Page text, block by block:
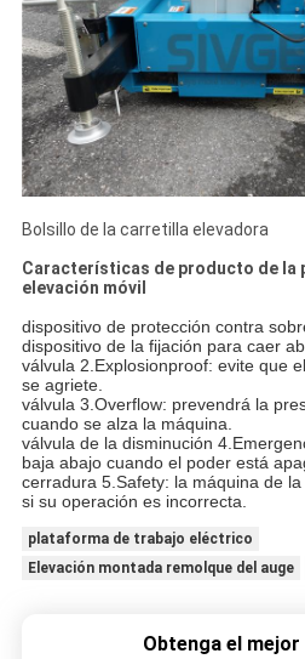
Bolsillo de la carretilla elevadora
Características de producto de la
elevación móvil
dispositivo de protección contra
dispositivo de la fijación para caer
válvula 2.Explosionproof: evite que
se agriete.
válvula 3.Overflow: prevendrá la
cuando se alza la máquina.
válvula de la disminución
baja abajo cuando el poder está
cerradura 5.Safety: la máquina de
si su operación es incorrecta.
plataforma de trabajo eléctrico
Elevación montada remolque del auge
Obtenga el